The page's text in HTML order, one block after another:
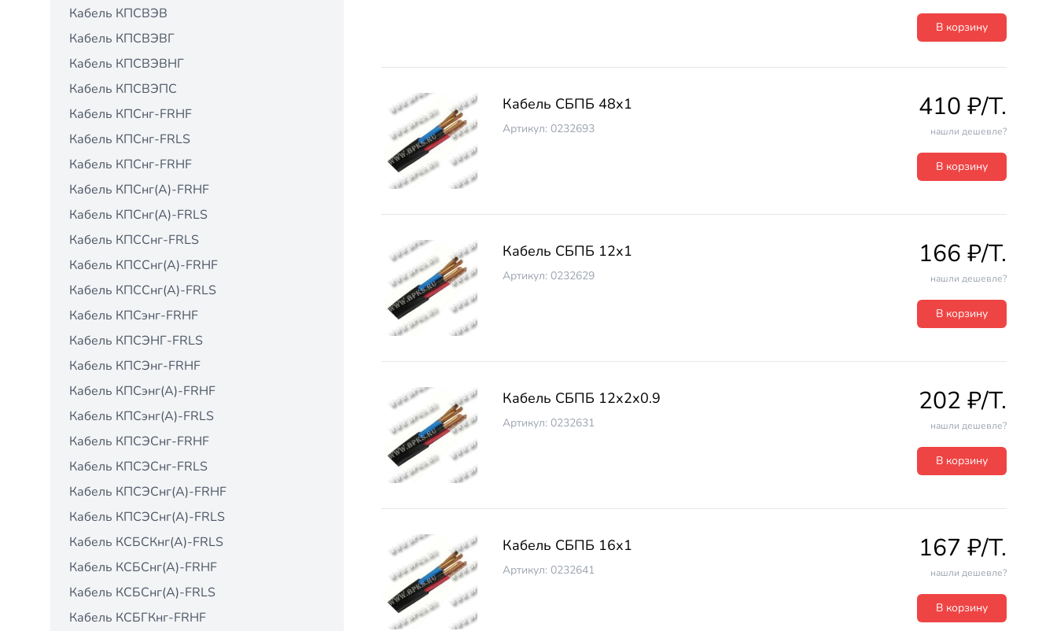
Кабель КПСВЭВ
Кабель КПСВЭВГ
Кабель КПСВЭВНГ
Кабель КПСВЭПС
Кабель КПСнг-FRHF
Кабель КПСнг-FRLS
Кабель КПСнг-FRНF
Кабель КПСнг(А)-FRHF
Кабель КПСнг(А)-FRLS
Кабель КПССнг-FRLS
Кабель КПССнг(А)-FRHF
Кабель КПССнг(А)-FRLS
Кабель КПСэнг-FRHF
Кабель КПСЭНГ-FRLS
Кабель КПСЭнг-FRНF
Кабель КПСэнг(А)-FRHF
Кабель КПСэнг(А)-FRLS
Кабель КПСЭСнг-FRHF
Кабель КПСЭСнг-FRLS
Кабель КПСЭСнг(А)-FRHF
Кабель КПСЭСнг(А)-FRLS
Кабель КСБCКнг(А)-FRLS
Кабель КСБCнг(А)-FRHF
Кабель КСБCнг(А)-FRLS
Кабель КСБГКнг-FRHF
В корзину
Кабель СБПБ 48х1
Артикул: 0232693
410 ₽/T.
нашли дешевле?
В корзину
Кабель СБПБ 12х1
Артикул: 0232629
166 ₽/T.
нашли дешевле?
В корзину
Кабель СБПБ 12х2х0.9
Артикул: 0232631
202 ₽/T.
нашли дешевле?
В корзину
Кабель СБПБ 16х1
Артикул: 0232641
167 ₽/T.
нашли дешевле?
В корзину